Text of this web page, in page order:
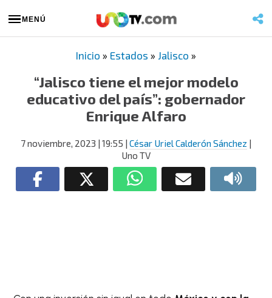
MENÚ
Inicio » Estados » Jalisco »
“Jalisco tiene el mejor modelo
educativo del país”: gobernador
Enrique Alfaro
7 noviembre, 2023 | 19:55 | César Uriel Calderón Sánchez |
Uno TV